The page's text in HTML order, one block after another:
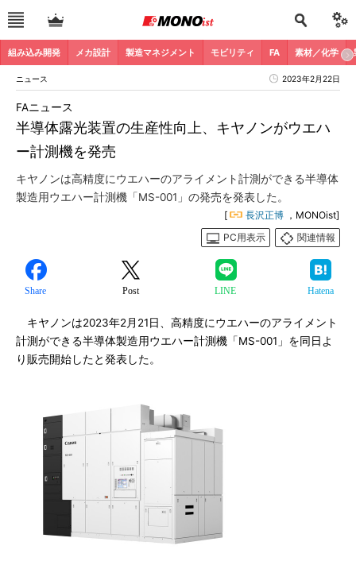
組み込み開発 メカ設計 製造マネジメント モビリティ FA 素材／化学
ニュース 2023年2月22日
半導体露光装置の生産性向上、キヤノンがウエハ
ー計測機を発売
FAニュース
キヤノンは高精度にウエハーのアライメント計測ができる半導体
製造用ウエハー計測機「MS-001」の発売を発表した。
[ 長沢正博 ，MONOist]
PC用表示
関連情報
Share Post LINE Hatena
キヤノンは2023年2月21日、高精度にウエハーのアライメント
計測ができる半導体製造用ウエハー計測機「MS-001」を同日よ
り販売開始したと発表した。